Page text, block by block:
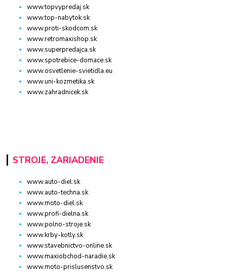
www.topvypredaj.sk
www.top-nabytok.sk
www.proti-skodcom.sk
www.retromaxishop.sk
www.superpredajca.sk
www.spotrebice-domace.sk
www.osvetlenie-svietidla.eu
www.uni-kozmetika.sk
www.zahradnicek.sk
STROJE, ZARIADENIE
www.auto-diel.sk
www.auto-techna.sk
www.moto-diel.sk
www.profi-dielna.sk
www.polno-stroje.sk
www.krby-kotly.sk
www.stavebnictvo-online.sk
www.maxiobchod-naradie.sk
www.moto-prislusenstvo.sk